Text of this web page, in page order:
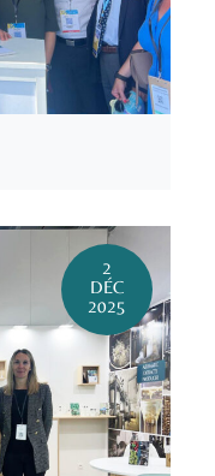
2
DÉC
2025